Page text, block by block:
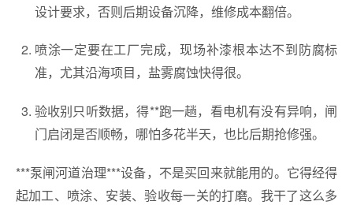
设计要求，否则后期设备沉降，维修成本翻倍。
喷涂一定要在工厂完成，现场补漆根本达不到防腐标
准，尤其沿海项目，盐雾腐蚀快得很。
验收别只听数据，得**跑一趟，看电机有没有异响，闸
门启闭是否顺畅，哪怕多花半天，也比后期抢修强。
***泵闸河道治理***设备，不是买回来就能用的。它得经得
起加工、喷涂、安装、验收每一关的打磨。我干了这么多